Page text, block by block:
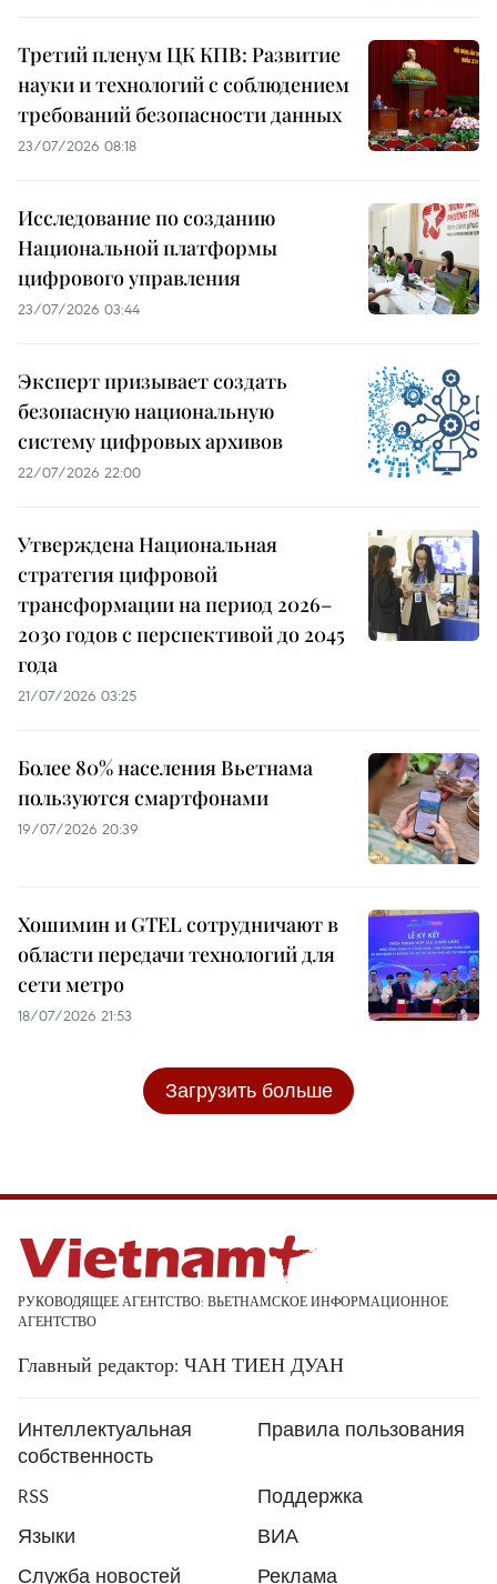
Третий пленум ЦК КПВ: Развитие
науки и технологий с соблюдением
требований безопасности данных
23/07/2026 08:18
Исследование по созданию
Национальной платформы
цифрового управления
23/07/2026 03:44
Эксперт призывает создать
безопасную национальную
систему цифровых архивов
22/07/2026 22:00
Утверждена Национальная
стратегия цифровой
трансформации на период 2026–
2030 годов с перспективой до 2045
года
21/07/2026 03:25
Более 80% населения Вьетнама
пользуются смартфонами
19/07/2026 20:39
Хошимин и GTEL сотрудничают в
области передачи технологий для
сети метро
18/07/2026 21:53
Загрузить больше
РУКОВОДЯЩЕЕ АГЕНТСТВО: ВЬЕТНАМСКОЕ ИНФОРМАЦИОННОЕ
АГЕНТСТВО
Главный редактор: ЧАН ТИЕН ДУАН
Интеллектуальная
собственность
Правила пользования
RSS
Поддержка
Языки
ВИА
Служба новостей
Реклама